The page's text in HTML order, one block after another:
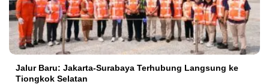
Jalur Baru: Jakarta-Surabaya Terhubung Langsung ke
Tiongkok Selatan